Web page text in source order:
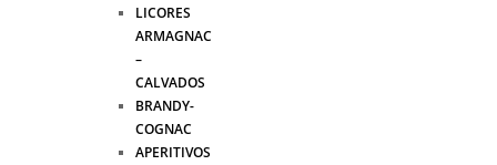
LICORES
ARMAGNAC
–
CALVADOS
BRANDY-
COGNAC
APERITIVOS